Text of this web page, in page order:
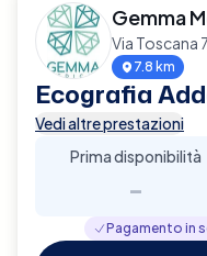
Gemma
Via
7.8 km
Ecografia
Vedi altre prestazioni
Prima disponibilità
-
Pagamento in